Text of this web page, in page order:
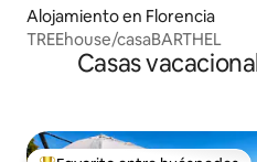
Alojamiento en Florencia
TREEhouse/casaBARTHEL
Casas